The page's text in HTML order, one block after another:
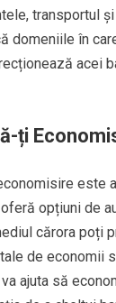
transportul
domeniile în
acei
ți
este
opțiuni de
cărora poți
de economii
ajuta să